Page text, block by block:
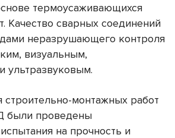
термоусаживающихся
Качество сварных соединений
неразрушающего контроля
визуальным,
ультразвуковым.
строительно-монтажных работ
были проведены
на прочность и